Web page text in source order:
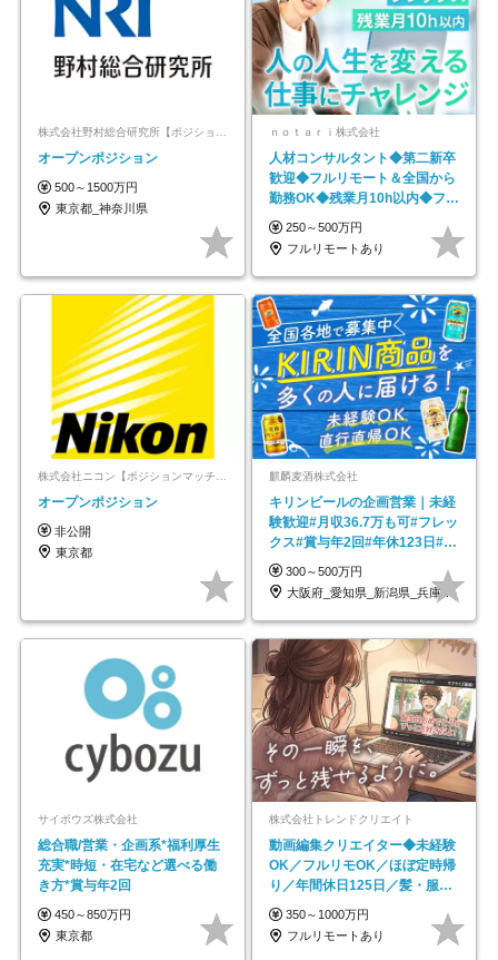
株式会社野村総合研究所【ポジションマッチ登録】
オープンポジション
500～1500万円
東京都_神奈川県
ｎｏｔａｒｉ株式会社
人材コンサルタント◆第二新卒
歓迎◆フルリモート＆全国から
勤務OK◆残業月10h以内◆フレ
ックス制
250～500万円
フルリモートあり
オープンポジション
非公開
東京都
麒麟麦酒株式会社
キリンビールの企画営業｜未経
験歓迎#月収36.7万も可#フレッ
クス#賞与年2回#年休123日#完
全週休2日制
300～500万円
大阪府_愛知県_新潟県_兵庫県_福岡県
サイボウズ株式会社
総合職/営業・企画系*福利厚生
充実*時短・在宅など選べる働
き方*賞与年2回
450～850万円
東京都
株式会社トレンドクリエイト
動画編集クリエイター◆未経験
OK／フルリモOK／ほぼ定時帰
り／年間休日125日／髪・服・
ネイル自由／副業OK
350～1000万円
フルリモートあり